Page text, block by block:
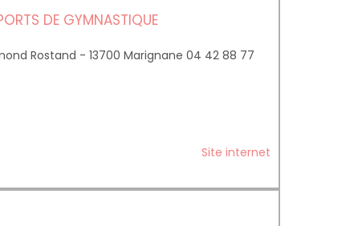
DE GYMNASTIQUE
Rostand - 13700 Marignane 04 42 88 77
Site internet